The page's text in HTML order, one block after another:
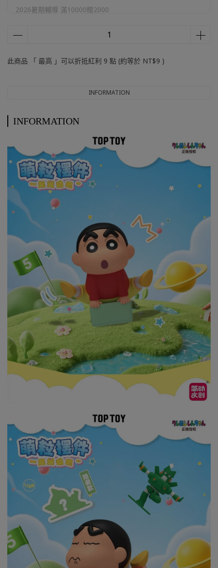
2026暑期輔導 滿10000贈2000
此商品 「 最高 」可以折抵紅利 9 點 (約等於 NT$9 )
INFORMATION
INFORMATION